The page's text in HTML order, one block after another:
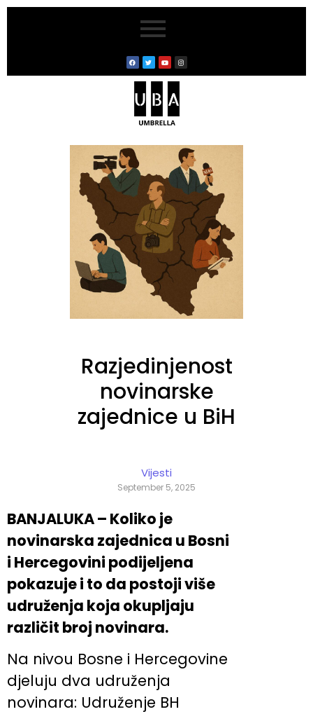
Razjedinjenost
novinarske
zajednice u BiH
Vijesti
September 5, 2025
BANJALUKA – Koliko je
novinarska zajednica u Bosni
i Hercegovini podijeljena
pokazuje i to da postoji više
udruženja koja okupljaju
različit broj novinara.
Na nivou Bosne i Hercegovine
djeluju dva udruženja
novinara: Udruženje BH